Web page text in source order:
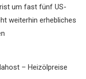
um fast fünf US-
weiterhin erhebliches
– Heizölpreise